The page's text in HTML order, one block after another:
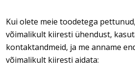
Kui olete meie toodetega
võimalikult kiiresti ühendust,
kontaktandmeid, ja me anname
võimalikult kiiresti aidata: